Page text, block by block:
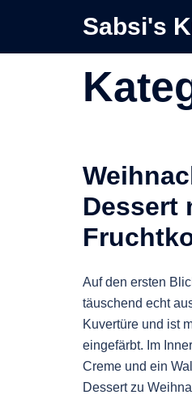
springen
Sabsi's
Dessert
Auf den ersten
täuschend echt
Kuvertüre und ist
eingefärbt. Im
Creme und ein
Dessert zu